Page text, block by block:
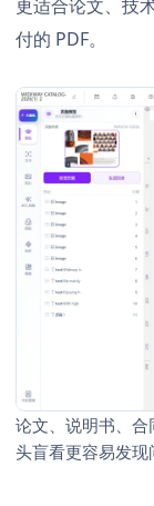
更适合论文、技
付的 PDF。
论文、说明书、
头盲看更容易发现